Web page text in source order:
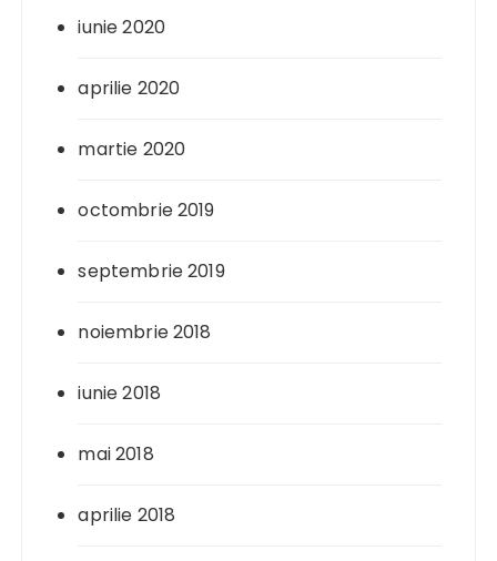
iunie 2020
aprilie 2020
martie 2020
octombrie 2019
septembrie 2019
noiembrie 2018
iunie 2018
mai 2018
aprilie 2018